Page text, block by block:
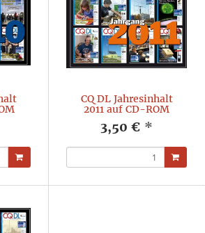
CQ DL Jahresinhalt
2011 auf CD-ROM
3,50 € *